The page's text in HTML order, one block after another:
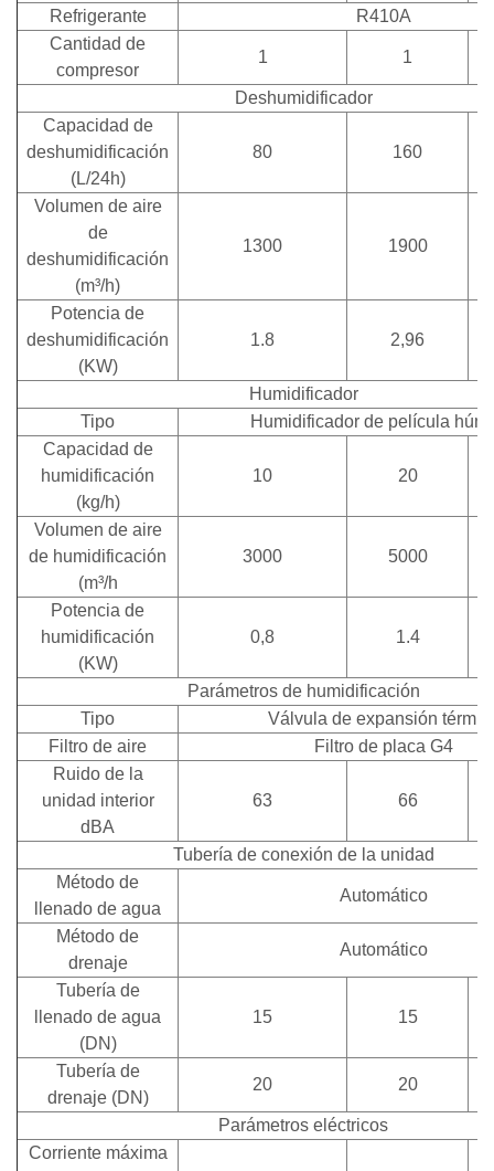
Refrigerante
R410A
Cantidad de
compresor
1 1
Deshumidificador
Capacidad de
deshumidificación
(L/24h)
80 160
Volumen de aire
de
deshumidificación
(m³/h)
1300 1900
Potencia de
deshumidificación
(KW)
1.8 2,96
Humidificador
Tipo
Humidificador de película
Capacidad de
humidificación
(kg/h)
10 20
Volumen de aire
de humidificación
(m³/h
3000 5000
Potencia de
humidificación
(KW)
0,8 1.4
Parámetros de humidificación
Tipo
Válvula de expansión
Filtro de aire
Filtro de placa G4
Ruido de la
unidad interior
dBA
63 66
Tubería de conexión de la unidad
Método de
llenado de agua
Automático
Método de
drenaje
Automático
Tubería de
llenado de agua
(DN)
15 15
Tubería de
drenaje (DN)
20 20
Parámetros eléctricos
Corriente máxima